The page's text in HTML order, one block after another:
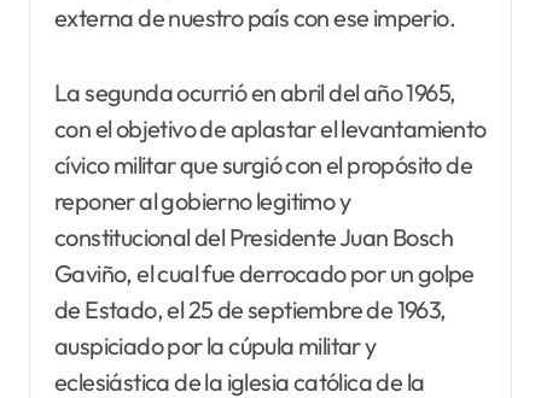
externa de nuestro país con ese imperio.
La segunda ocurrió en abril del año 1965,
con el objetivo de aplastar el levantamiento
cívico militar que surgió con el propósito de
reponer al gobierno legitimo y
constitucional del Presidente Juan Bosch
Gaviño, el cual fue derrocado por un golpe
de Estado, el 25 de septiembre de 1963,
auspiciado por la cúpula militar y
eclesiástica de la iglesia católica de la